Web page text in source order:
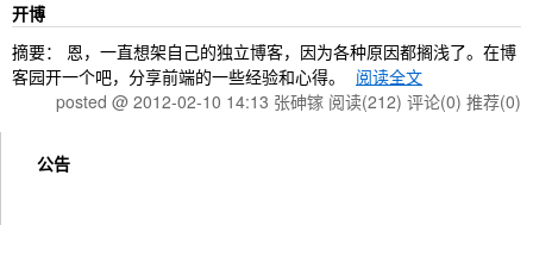
开博
摘要： 恩，一直想架自己的独立博客，因为各种原因都搁浅了。在博
客园开一个吧，分享前端的一些经验和心得。
阅读全文
posted @ 2012-02-10 14:13 张砷镓 阅读(212) 评论(0) 推荐(0)
公告